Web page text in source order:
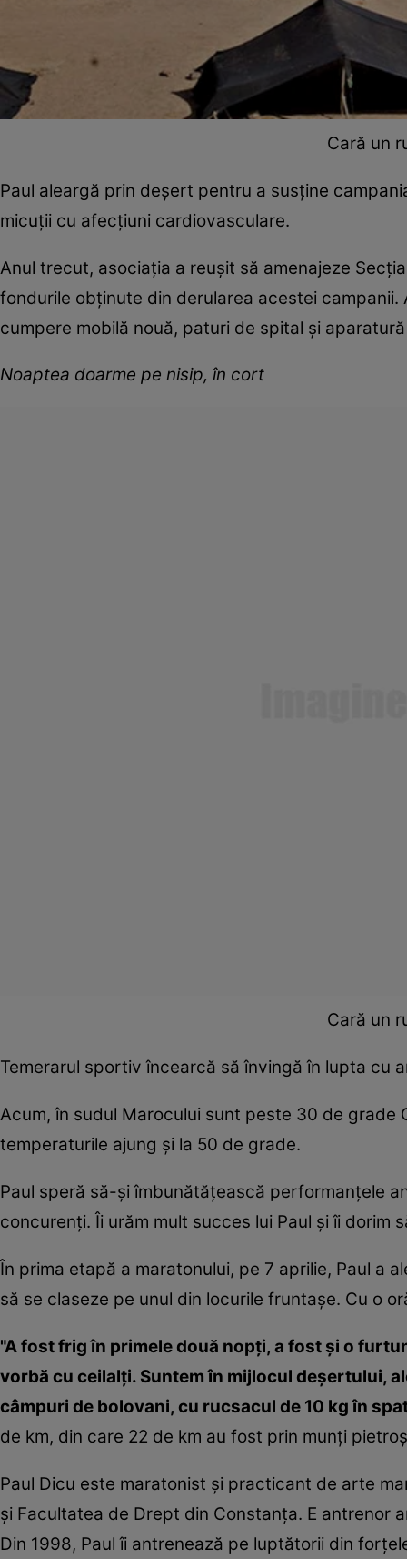
Cară un
Paul aleargă prin deşert pentru a susţine
micuţii cu afecţiuni cardiovasculare.
Anul trecut, asociaţia a reuşit să amenajeze
fondurile obţinute din derularea acestei
cumpere mobilă nouă, paturi de spital şi
Noaptea doarme pe nisip, în cort
Cară un
Temerarul sportiv încearcă să învingă în lupta cu
Acum, în sudul Marocului sunt peste 30 de grade
temperaturile ajung şi la 50 de grade.
Paul speră să-şi îmbunătăţească performanţele
concurenţi. Îi urăm mult succes lui Paul şi îi dorim
În prima etapă a maratonului, pe 7 aprilie, Paul a
să se claseze pe unul din locurile fruntaşe. Cu o
"A fost frig în primele două nopţi, a fost şi o
vorbă cu ceilalţi. Suntem în mijlocul deşertului,
câmpuri de bolovani, cu rucsacul de 10 kg în
de km, din care 22 de km au fost prin munţi
Paul Dicu este maratonist şi practicant de arte
şi Facultatea de Drept din Constanţa. E antrenor
Din 1998, Paul îi antrenează pe luptătorii din